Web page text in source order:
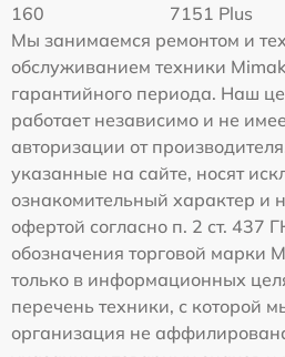
160
7151 Plus
Мы занимаемся ремонтом и
обслуживанием техники
гарантийного периода. Наш
работает независимо и не
авторизации от
указанные на сайте, носят
ознакомительный характер и
офертой согласно п. 2 ст. 437
обозначения торговой марки
только в информационных
перечень техники, с которой
организация не